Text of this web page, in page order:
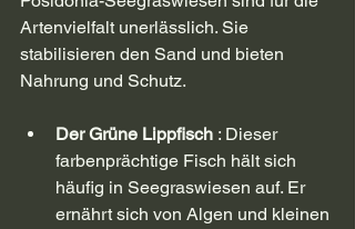
Artenvielfalt unerlässlich. Sie
stabilisieren den Sand und bieten
Nahrung und Schutz.
Der Grüne Lippfisch : Dieser
farbenprächtige Fisch hält sich
häufig in Seegraswiesen auf. Er
ernährt sich von Algen und kleinen